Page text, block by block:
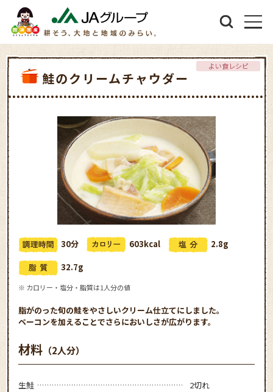
鮭のクリームチャウダー
よい食レシピ
30分 603kcal
2.8g
32.7g
※ カロリー・塩分・脂質は1人分の値
脂がのった旬の鮭をやさしいクリーム仕立てにしました。
ベーコンを加えることでさらにおいしさが広がります。
材料 （2人分）
生鮭
2切れ